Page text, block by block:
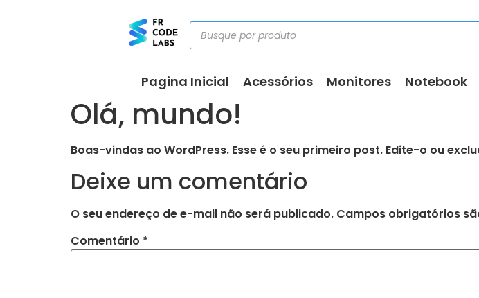
Pagina Inicial Acessórios Monitores Notebook
Olá, mundo!
Boas-vindas ao WordPress. Esse é o seu primeiro post. Edite-o ou
Deixe um comentário
O seu endereço de e-mail não será publicado. Campos obrigatórios
Comentário *